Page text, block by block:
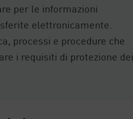
per le informazioni
elettronicamente.
processi e procedure che
i requisiti di protezione dei